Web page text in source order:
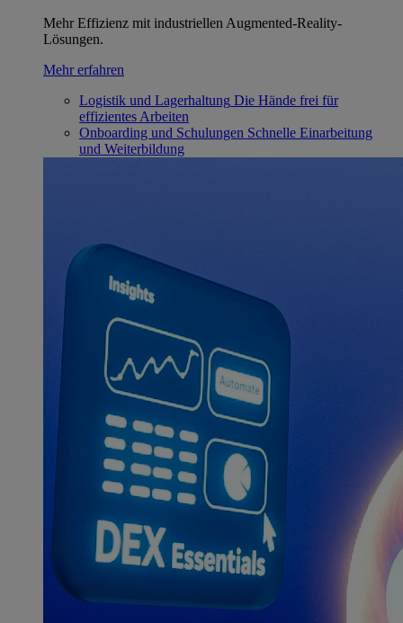
Mehr Effizienz mit industriellen Augmented-Reality-
Lösungen.
Mehr erfahren
Logistik und Lagerhaltung Die Hände frei für
effizientes Arbeiten
Onboarding und Schulungen Schnelle Einarbeitung
und Weiterbildung